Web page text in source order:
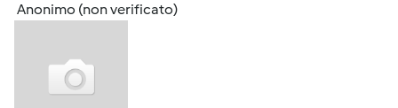
Anonimo (non verificato)